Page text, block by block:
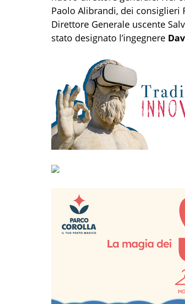
Paolo Alibrandi, dei consiglieri
Direttore Generale uscente
stato designato l’ingegnere